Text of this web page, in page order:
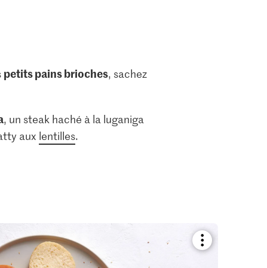
petits pains brioches, sachez
, un steak haché à la luganiga
aux lentilles.
Bookmark
recipe